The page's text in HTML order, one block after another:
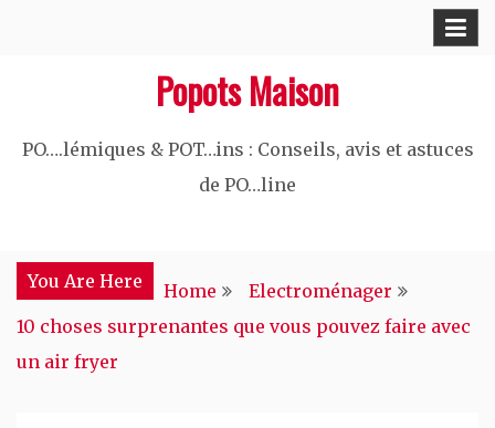
Popots Maison
PO….lémiques & POT…ins : Conseils, avis et astuces
de PO…line
You Are Here Home
Electroménager
10 choses surprenantes que vous pouvez faire avec
un air fryer